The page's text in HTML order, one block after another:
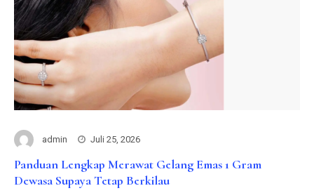
admin Juli 25, 2026
Panduan Lengkap Merawat Gelang Emas 1 Gram
Dewasa Supaya Tetap Berkilau